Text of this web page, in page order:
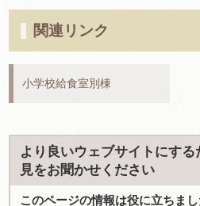
関連リンク
小学校給食室別棟
より良いウェブサイトにす
見をお聞かせください
このページの情報は役に立ちまし